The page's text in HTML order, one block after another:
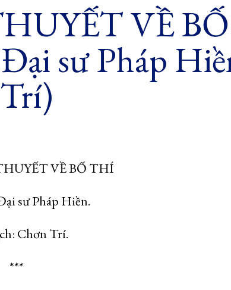
VỀ BỐ
sư Pháp
VỀ BỐ THÍ
sư Pháp Hiền.
Chơn Trí.
***